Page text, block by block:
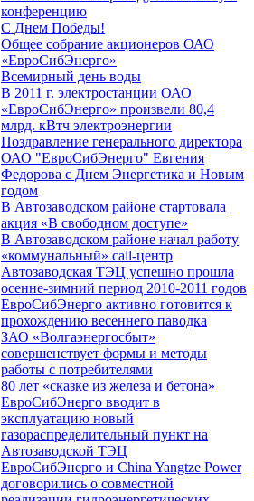
конференцию
С Днем Победы!
Общее собрание акционеров ОАО
«ЕвроСибЭнерго»
Всемирный день воды
В 2011 г. электростанции ОАО
«ЕвроСибЭнерго» произвели 80,4
млрд. кВтч электроэнергии
Поздравление генерального директора
ОАО "ЕвроСибЭнерго" Евгения
Федорова с Днем Энергетика и Новым
годом
В Автозаводском районе стартовала
акция «В свободном доступе»
В Автозаводском районе начал работу
«коммунальный» call-центр
Автозаводская ТЭЦ успешно прошла
осенне-зимний период 2010-2011 годов
ЕвроСибЭнерго активно готовится к
прохождению весеннего паводка
ЗАО «Волгаэнергосбыт»
совершенствует формы и методы
работы с потребителями
80 лет «сказке из железа и бетона»
ЕвроСибЭнерго вводит в
эксплуатацию новый
газораспределительный пункт на
Автозаводской ТЭЦ
ЕвроСибЭнерго и China Yangtze Power
договорились о совместной